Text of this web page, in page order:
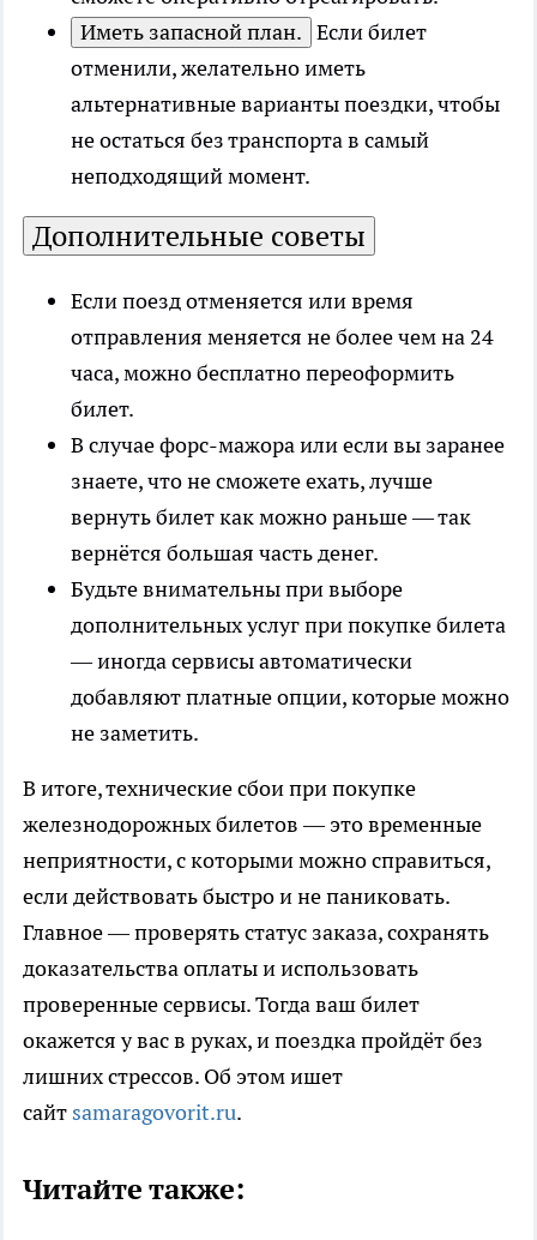
Иметь запасной план. Если билет
отменили, желательно иметь
альтернативные варианты поездки, чтобы
не остаться без транспорта в самый
неподходящий момент.
Дополнительные советы
Если поезд отменяется или время
отправления меняется не более чем на 24
часа, можно бесплатно переоформить
билет.
В случае форс-мажора или если вы заранее
знаете, что не сможете ехать, лучше
вернуть билет как можно раньше — так
вернётся большая часть денег.
Будьте внимательны при выборе
дополнительных услуг при покупке билета
— иногда сервисы автоматически
добавляют платные опции, которые можно
не заметить.
В итоге, технические сбои при покупке
железнодорожных билетов — это временные
неприятности, с которыми можно справиться,
если действовать быстро и не паниковать.
Главное — проверять статус заказа, сохранять
доказательства оплаты и использовать
проверенные сервисы. Тогда ваш билет
окажется у вас в руках, и поездка пройдёт без
лишних стрессов. Об этом ишет
сайт samaragovorit.ru.
Читайте также: